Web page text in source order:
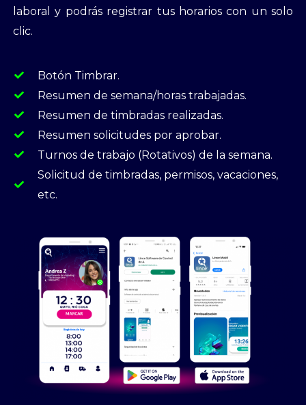
laboral y podrás registrar tus horarios con un solo
clic.
Botón Timbrar.
Resumen de semana/horas trabajadas.
Resumen de timbradas realizadas.
Resumen solicitudes por aprobar.
Turnos de trabajo (Rotativos) de la semana.
Solicitud de timbradas, permisos, vacaciones,
etc.